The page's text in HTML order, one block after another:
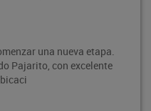
Excelente
tradicional Barrio